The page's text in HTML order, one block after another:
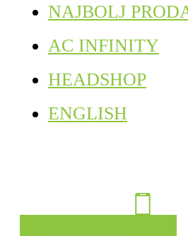
NAJBOLJ
AC INFINITY
HEADSHOP
ENGLISH